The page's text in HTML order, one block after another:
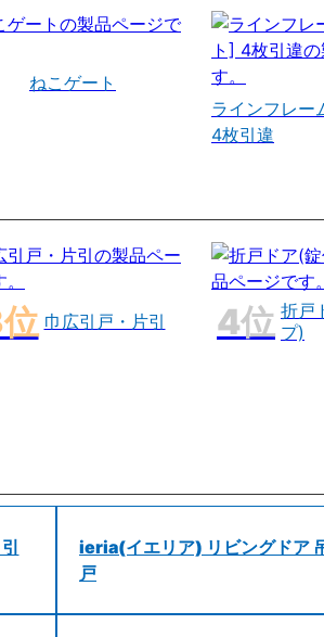
ねこゲート
ラインフレー
4枚引違
巾広引戸・片引
折戸
プ)
ieria(イエリア) リビングドア
戸